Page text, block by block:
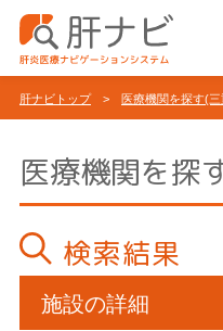
肝ナビトップ> 医療機関を探す(三
医療機関を探
検索結果
施設の詳細